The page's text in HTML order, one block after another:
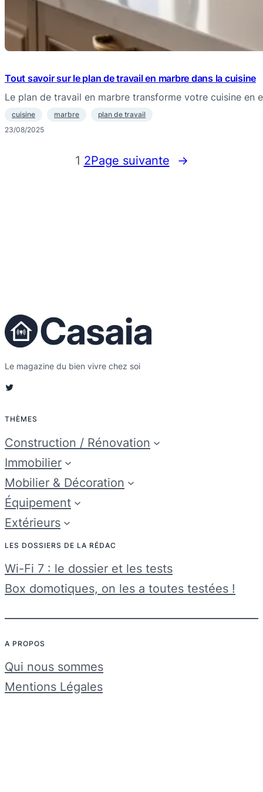
Tout savoir sur le plan de travail en marbre dans la cuisine
Le plan de travail en marbre transforme votre cuisine en
cuisine marbre
plan de travail
23/08/2025
1 2Page suivante →
Le magazine du bien vivre chez soi
Twitter
THÈMES
Construction / Rénovation
Immobilier
Mobilier & Décoration
Équipement
Extérieurs
LES DOSSIERS DE LA RÉDAC
Wi-Fi 7 : le dossier et les tests
Box domotiques, on les a toutes testées !
A PROPOS
Qui nous sommes
Mentions Légales